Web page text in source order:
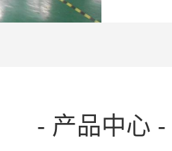
- 产品中心 -